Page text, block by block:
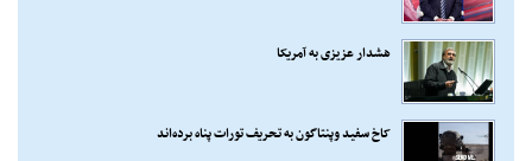
هشدار عزیزی به آمریکا
کاخ سفید وپنتاگون به تحریف تورات پناه برده‌اند